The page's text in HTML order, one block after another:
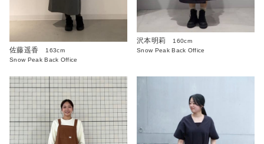
佐藤遥香
163cm
Snow Peak Back Office
沢本明莉
160cm
Snow Peak Back Office